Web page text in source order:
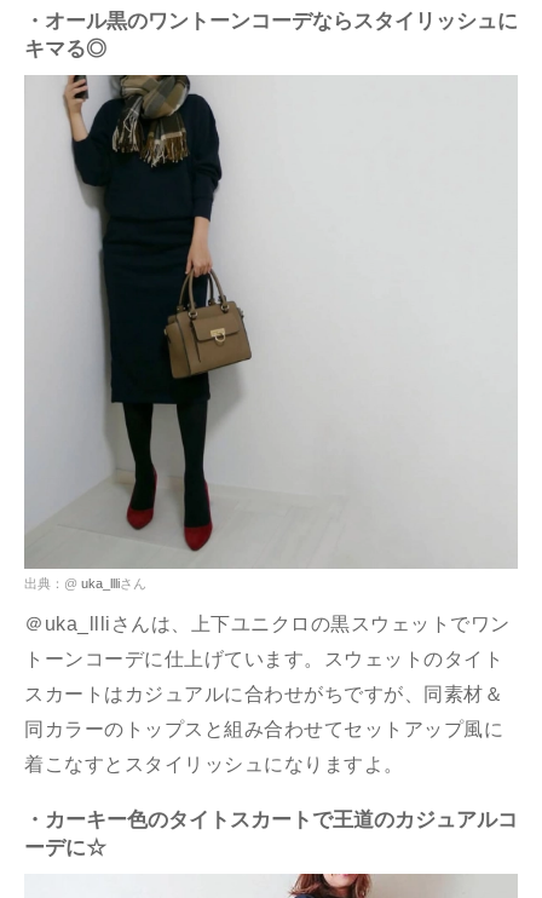
・オール黒のワントーンコーデならスタイリッシュに
キマる◎
出典：@ uka_llliさん
＠uka_llliさんは、上下ユニクロの黒スウェットでワン
トーンコーデに仕上げています。スウェットのタイト
スカートはカジュアルに合わせがちですが、同素材＆
同カラーのトップスと組み合わせてセットアップ風に
着こなすとスタイリッシュになりますよ。
・カーキー色のタイトスカートで王道のカジュアルコ
ーデに☆